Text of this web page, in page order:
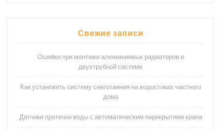
Свежие записи
Ошибки при монтаже алюминиевых радиаторов в
двухтрубной системе
Как установить систему снеготаяния на водостоках частного
дома
Датчики протечки воды с автоматическим перекрытием крана